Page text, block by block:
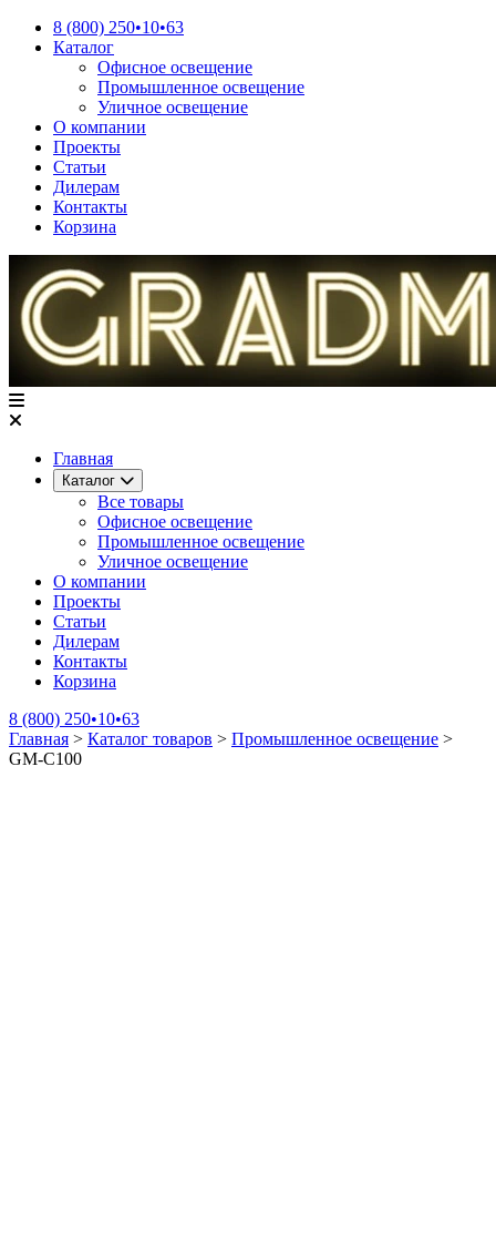
8 (800) 250•10•63
Каталог
Офисное освещение
Промышленное освещение
Уличное освещение
О компании
Проекты
Статьи
Дилерам
Контакты
Корзина
Главная
Каталог
Все товары
Офисное освещение
Промышленное освещение
Уличное освещение
О компании
Проекты
Статьи
Дилерам
Контакты
Корзина
8 (800) 250•10•63
Главная > Каталог товаров > Промышленное освещение >
GM-C100